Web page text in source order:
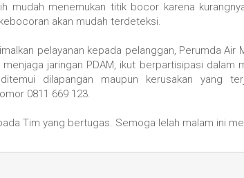
mudah menemukan titik bocor karena
akan mudah terdeteksi.
pelayanan kepada pelanggan, Perumda Air
menjaga jaringan PDAM, ikut berpartisipasi
dilapangan maupun kerusakan yang
0811 669 123.
Tim yang bertugas. Semoga lelah malam ini